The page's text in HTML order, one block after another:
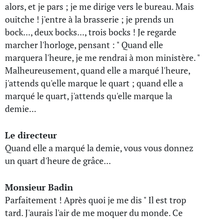
alors, et je pars ; je me dirige vers le bureau. Mais
ouitche ! j'entre à la brasserie ; je prends un
bock..., deux bocks..., trois bocks ! Je regarde
marcher l'horloge, pensant : " Quand elle
marquera l'heure, je me rendrai à mon ministère. "
Malheureusement, quand elle a marqué l'heure,
j'attends qu'elle marque le quart ; quand elle a
marqué le quart, j'attends qu'elle marque la
demie...
Le directeur
Quand elle a marqué la demie, vous vous donnez
un quart d'heure de grâce...
Monsieur Badin
Parfaitement ! Après quoi je me dis " Il est trop
tard. J'aurais l'air de me moquer du monde. Ce